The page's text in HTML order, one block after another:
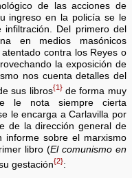
de las acciones de
ingreso en la policía se le
Del primero del
en medios masónicos
contra los Reyes o
la exposición de
nos cuenta detalles del
sus libros{1}de forma muy
le nota siempre cierta
le encarga a Carlavilla por
de la dirección general de
informe sobre el marxismo
libro (El comunismo en
gestación{2}: